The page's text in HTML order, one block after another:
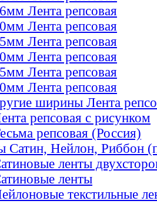
Лента репсовая
Лента репсовая
Лента репсовая
Лента репсовая
Лента репсовая
Лента репсовая
ширины Лента
репсовая с рисунком
репсовая (Россия)
Сатин, Нейлон, Риббон
ленты
ленты
текстильные